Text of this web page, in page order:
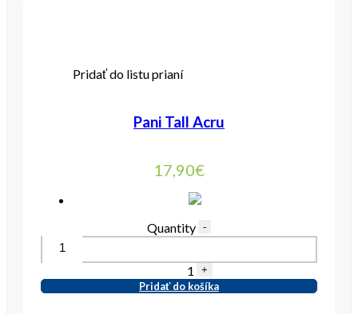
Pridať do listu prianí
Pani Tall Acru
17,90€
Quantity -
1 +
Pridať do košíka